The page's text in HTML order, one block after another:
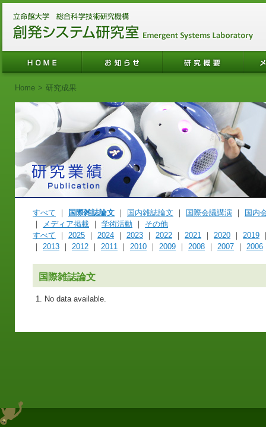
Home > 研究成果
すべて ｜ 国際雑誌論文 ｜ 国内雑誌論文 ｜ 国際会議講演 ｜
国内
｜
メディア掲載 ｜ 学術活動 ｜ その他
すべて ｜ 2025 ｜ 2024 ｜ 2023 ｜ 2022 ｜ 2021 ｜ 2020 ｜ 2019
｜ 2013 ｜ 2012 ｜ 2011 ｜ 2010 ｜ 2009 ｜ 2008 ｜ 2007 ｜ 2006
国際雑誌論文
No data available.